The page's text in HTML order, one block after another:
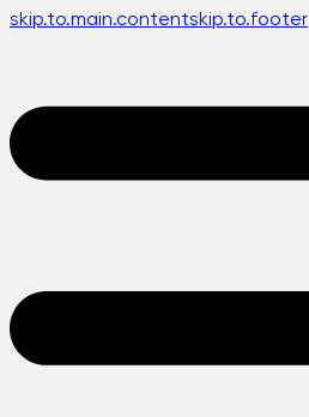
skip.to.main.contentskip.to.footer